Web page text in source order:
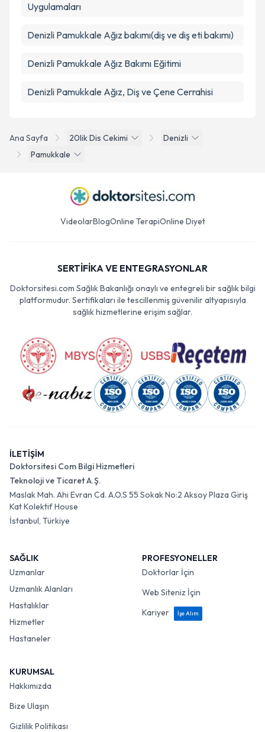
Ana Sayfa 20lik Dis Cekimi
Denizli
Pamukkale
Uygulamaları
Denizli Pamukkale Ağız bakımı(diş ve diş eti bakımı)
Denizli Pamukkale Ağız Bakımı Eğitimi
Denizli Pamukkale Ağız, Diş ve Çene Cerrahisi
VideolarBlogOnline TerapiOnline Diyet
SERTİFİKA VE ENTEGRASYONLAR
Doktorsitesi.com Sağlık Bakanlığı onaylı ve entegreli bir sağlık bilgi
platformudur. Sertifikaları ile tescillenmiş güvenilir altyapısıyla
sağlık hizmetlerine erişim sağlar.
İLETİŞİM
Doktorsitesi Com Bilgi Hizmetleri
Teknoloji ve Ticaret A.Ş.
Maslak Mah. Ahi Evran Cd. A.O.S 55 Sokak No:2 Aksoy Plaza Giriş
Kat Kolektif House
İstanbul, Türkiye
SAĞLIK
Uzmanlar
Uzmanlık Alanları
Hastalıklar
Hizmetler
Hastaneler
PROFESYONELLER
Doktorlar İçin
Web Siteniz İçin
Kariyer
İşe Alım
KURUMSAL
Hakkımızda
Bize Ulaşın
Gizlilik Politikası